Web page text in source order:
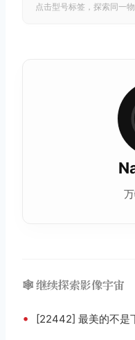
点击型号标签，探索同一
🕸️ 继续探索影像宇宙
• [22442] 最美的不是